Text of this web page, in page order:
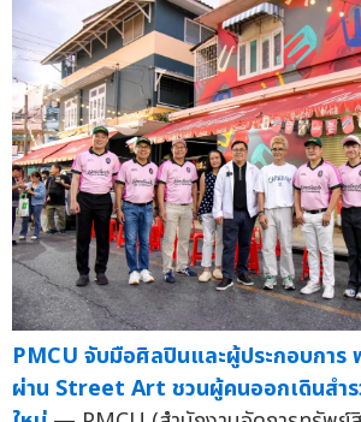
PMCU จับมือศิลปินและผู้ประกอบกา
ผ่าน Street Art ชวนผู้คนออกเดินสำร